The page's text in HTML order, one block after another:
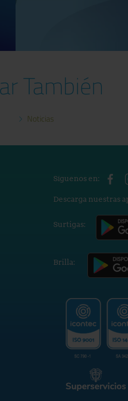
También
Noticias
Síguenos en:
Descarga nuestras
Surtigas:
Brilla: